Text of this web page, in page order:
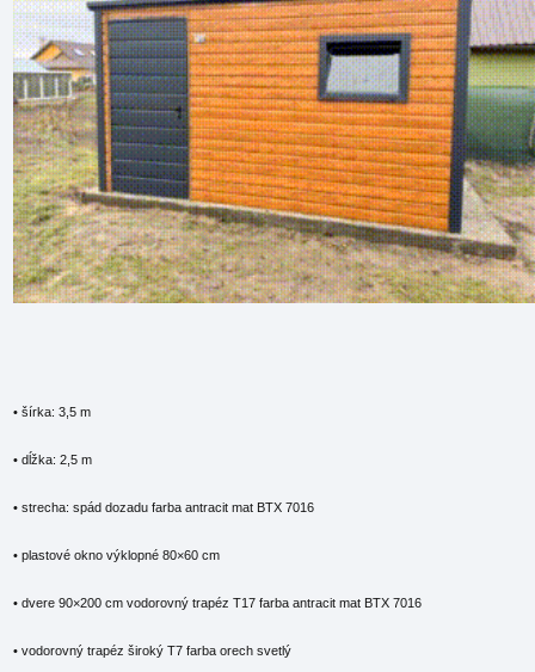
• šírka: 3,5 m
• dĺžka: 2,5 m
• strecha: spád dozadu farba antracit mat BTX 7016
• plastové okno výklopné 80×60 cm
• dvere 90×200 cm vodorovný trapéz T17 farba antracit mat BTX 7016
• vodorovný trapéz široký T7 farba orech svetlý